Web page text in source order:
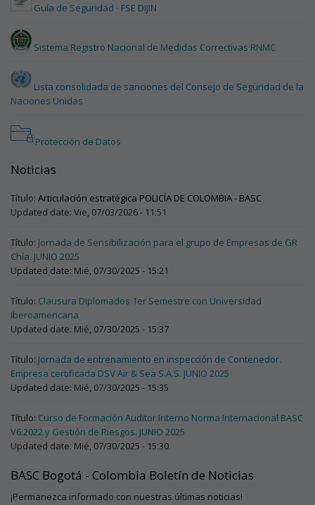
Guía de Seguridad - FSE DIJIN
Sistema Registro Nacional de Medidas Correctivas RNMC
Lista consolidada de sanciones del Consejo de Seguridad de la
Naciones Unidas
Protección de Datos
Noticias
Título: Articulación estratégica POLICÍA DE COLOMBIA - BASC
Updated date: Vie, 07/03/2026 - 11:51
Título: Jornada de Sensibilización para el grupo de Empresas de GR
Chía. JUNIO 2025
Updated date: Mié, 07/30/2025 - 15:21
Título: Clausura Diplomados 1er Semestre con Universidad
Iberoamericana
Updated date: Mié, 07/30/2025 - 15:37
Título: Jornada de entrenamiento en inspección de Contenedor.
Empresa certificada DSV Air & Sea S.A.S. JUNIO 2025
Updated date: Mié, 07/30/2025 - 15:35
Título: Curso de Formación Auditor Interno Norma Internacional BASC
V6:2022 y Gestión de Riesgos. JUNIO 2025
Updated date: Mié, 07/30/2025 - 15:30
BASC Bogotá - Colombia Boletín de Noticias
¡Permanezca informado con nuestras últimas noticias!